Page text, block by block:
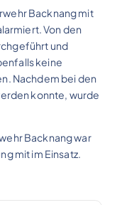
Backnang mit
Von den
und
keine
Nachdem bei den
konnte, wurde
Backnang war
mit im Einsatz.